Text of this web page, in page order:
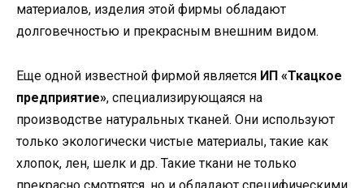
материалов, изделия этой фирмы обладают
долговечностью и прекрасным внешним видом.
Еще одной известной фирмой является ИП «Ткацкое
предприятие», специализирующаяся на
производстве натуральных тканей. Они используют
только экологически чистые материалы, такие как
хлопок, лен, шелк и др. Такие ткани не только
прекрасно смотрятся, но и обладают специфическими